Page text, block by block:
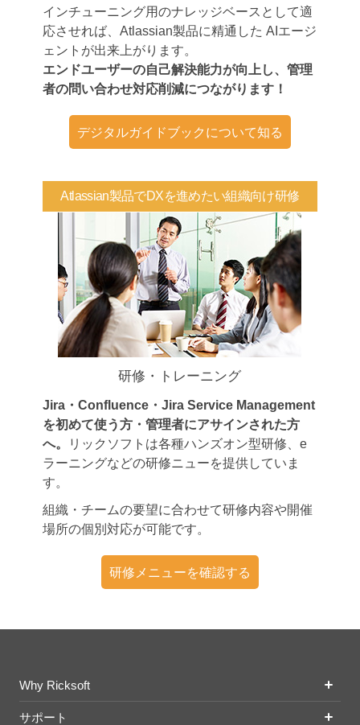
インチューニング用のナレッジベースとして適
応させれば、Atlassian製品に精通した AIエージ
ェントが出来上がります。
エンドユーザーの自己解決能力が向上し、管理
者の問い合わせ対応削減につながります！
デジタルガイドブックについて知る
Atlassian製品でDXを進めたい組織向け研修
研修・トレーニング
Jira・Confluence・Jira Service Management
を初めて使う方・管理者にアサインされた方
へ。
リックソフトは各種ハンズオン型研修、e
ラーニングなどの研修ニューを提供していま
す。
組織・チームの要望に合わせて研修内容や開催
場所の個別対応が可能です。
研修メニューを確認する
Why Ricksoft
サポート